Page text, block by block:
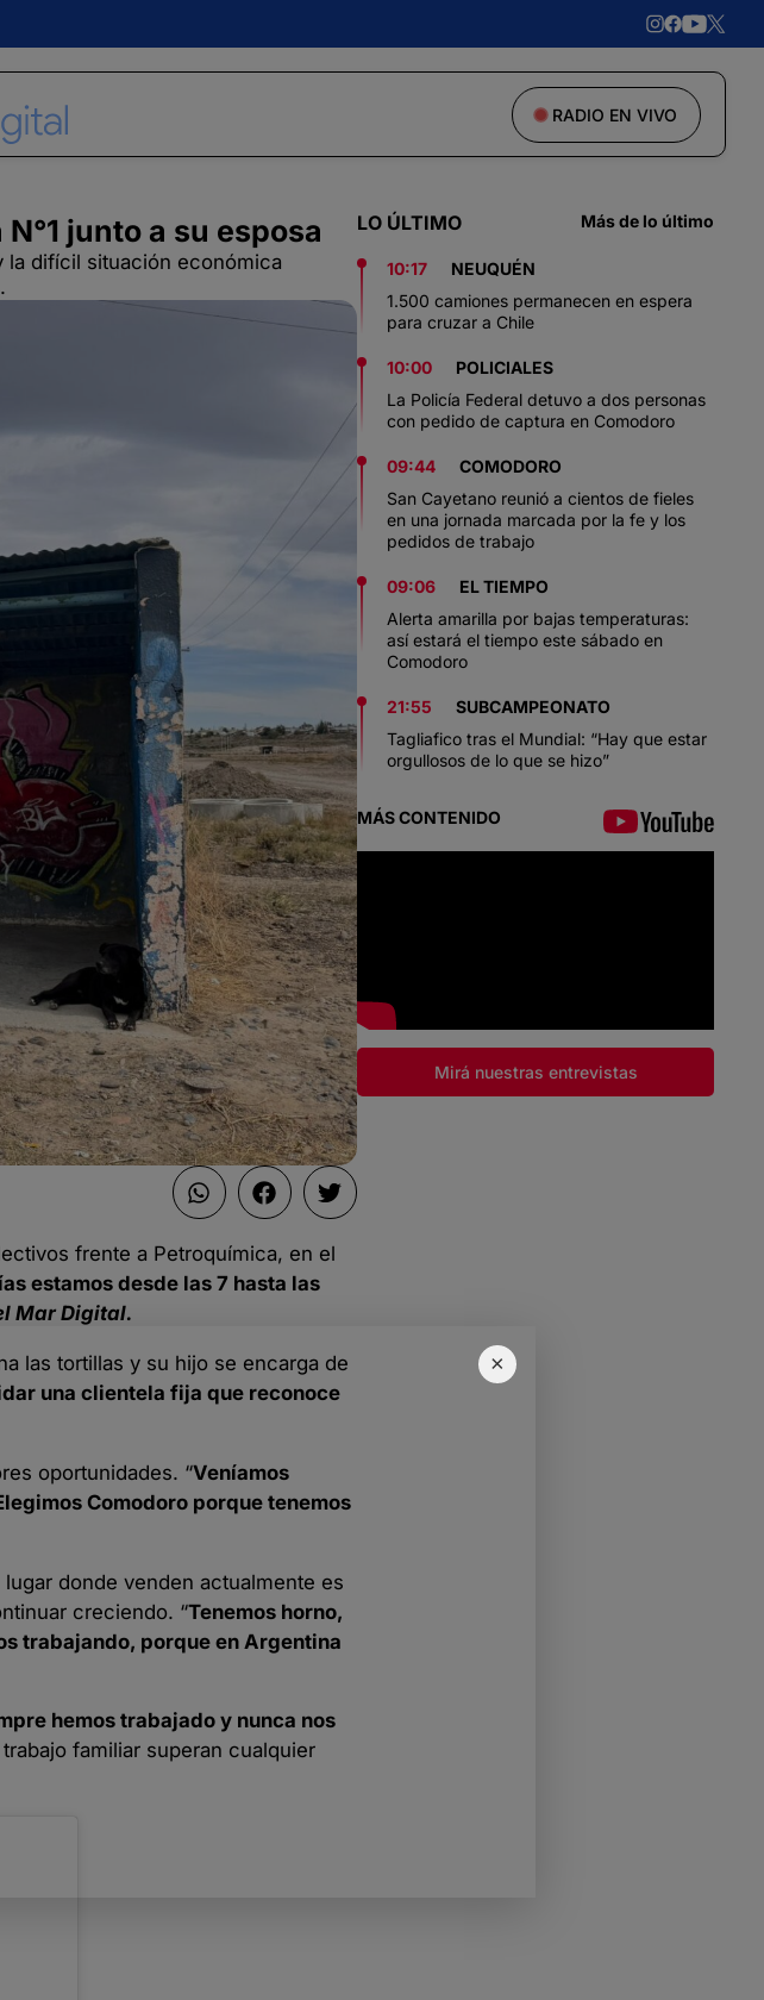
RADIO EN VIVO
×
junto a su esposa
la difícil situación económica
frente a Petroquímica, en el
estamos desde las 7 hasta las
Mar Digital.
las tortillas y su hijo se encarga de
una clientela fija que reconoce
oportunidades. “Veníamos
Comodoro porque tenemos
donde venden actualmente es
creciendo. “Tenemos horno,
trabajando, porque en Argentina
hemos trabajado y nunca nos
familiar superan cualquier
LO ÚLTIMO Más de lo último
10:17
NEUQUÉN
1.500 camiones permanecen en espera
para cruzar a Chile
10:00
POLICIALES
La Policía Federal detuvo a dos personas
con pedido de captura en Comodoro
09:44
COMODORO
San Cayetano reunió a cientos de fieles
en una jornada marcada por la fe y los
pedidos de trabajo
09:06
EL TIEMPO
Alerta amarilla por bajas temperaturas:
así estará el tiempo este sábado en
Comodoro
21:55
SUBCAMPEONATO
Tagliafico tras el Mundial: “Hay que estar
orgullosos de lo que se hizo”
MÁS CONTENIDO
Mirá nuestras entrevistas